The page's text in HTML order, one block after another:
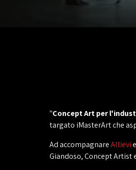
"Concept Art per
targato iMasterArt che
Ad accompagnareAllievi
Giandoso, Concept Artist